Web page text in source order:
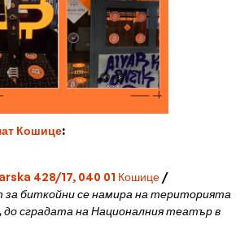
Кошице:
428/17, 040 01 Кошице /
биткойни се намира на територията
до сградата на Националния театър в